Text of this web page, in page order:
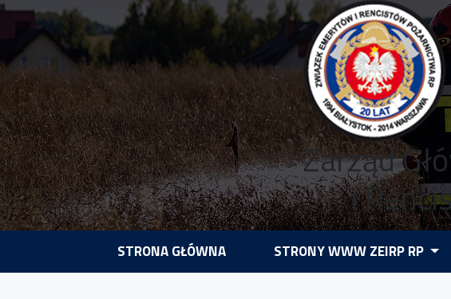
Zarząd
i
STRONA GŁÓWNA STRONY WWW ZEIRP RP